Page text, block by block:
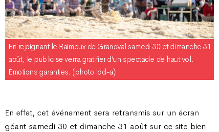
En rejoignant le Raimeux de Grandval samedi 30 et dimanche 31
août, le public se verra gratifier d’un spectacle de haut vol.
Emotions garanties. (photo ldd-a)
En effet, cet événement sera retransmis sur un écran
géant samedi 30 et dimanche 31 août sur ce site bien